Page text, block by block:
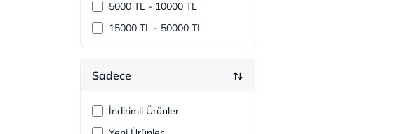
5000 TL - 10000 TL
15000 TL - 50000 TL
Sadece
İndirimli Ürünler